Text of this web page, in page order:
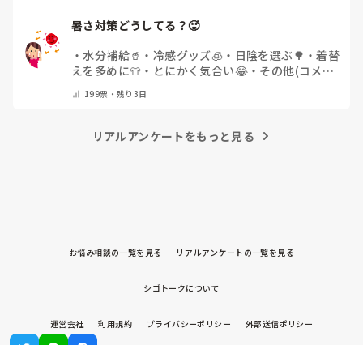
暑さ対策どうしてる？🥵
・水分補給🥤 ・ 冷感グッズ🧊 ・ 日陰を選ぶ🌳 ・着替
えを多めに👕 ・ とにかく気合い😂・ その他(コメン
199票・残り3日
リアルアンケートをもっと見る
お悩み相談の一覧を見る リアルアンケートの一覧を見る
シゴトークについて
運営会社 利用規約 プライバシーポリシー 外部送信ポリシー